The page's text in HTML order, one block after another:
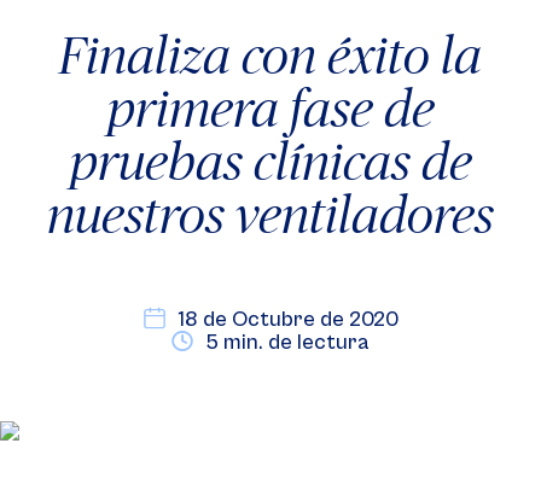
Finaliza con éxito la
primera fase de
pruebas clínicas de
nuestros ventiladores
18 de Octubre de 2020
5 min. de lectura